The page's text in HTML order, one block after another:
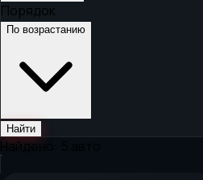
Порядок
По возрастанию
Найти
Найдено: